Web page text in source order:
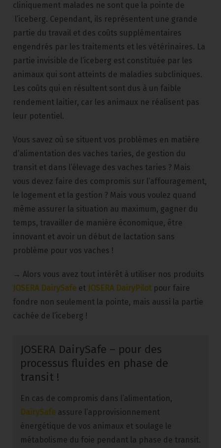
cliniquement malades ne sont que la pointe de
l’iceberg. Cependant, ils représentent une grande
partie du travail et des coûts supplémentaires
engendrés par les traitements et les vétérinaires. La
partie invisible de l’iceberg est constituée par les
animaux qui sont atteints de maladies subcliniques.
Les coûts qui en résultent sont dus à un faible
rendement laitier, car les animaux ne réalisent pas
leur potentiel.
Vous savez où se situent vos problèmes en matière
d’alimentation des vaches taries, de gestion du
transit et dans l’élevage des vaches taries ? Mais
vous devez faire des compromis sur l’affouragement,
le logement et la gestion ? Mais vous voulez quand
même assurer la situation au maximum, gagner du
temps, travailler de manière économique, être
innovant et avoir un début de lactation sans
problème pour vos vaches !
→ Alors vous avez tout intérêt à utiliser nos produits
JOSERA DairySafeet JOSERA DairyPilotpour faire
fondre non seulement la pointe, mais aussi la partie
cachée de l’iceberg !
JOSERA DairySafe – pour des
processus fluides en phase de
transit !
En cas de compromis dans l’alimentation,
DairySafeassure l’approvisionnement
énergétique de vos animaux et soulage le
métabolisme du foie pendant la phase de transit.